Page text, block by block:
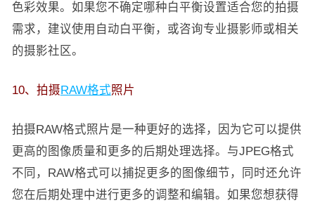
色彩效果。如果您不确定哪种白平衡设置适合您的拍摄
需求，建议使用自动白平衡，或咨询专业摄影师或相关
的摄影社区。
10、拍摄RAW格式照片
拍摄RAW格式照片是一种更好的选择，因为它可以提供
更高的图像质量和更多的后期处理选择。与JPEG格式
不同，RAW格式可以捕捉更多的图像细节，同时还允许
您在后期处理中进行更多的调整和编辑。如果您想获得